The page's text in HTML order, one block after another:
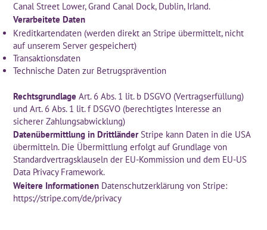
Canal Street Lower, Grand Canal Dock, Dublin, Irland.
Verarbeitete Daten
Kreditkartendaten (werden direkt an Stripe übermittelt, nicht
auf unserem Server gespeichert)
Transaktionsdaten
Technische Daten zur Betrugsprävention
RechtsgrundlageArt. 6 Abs. 1 lit. b DSGVO (Vertragserfüllung)
und Art. 6 Abs. 1 lit. f DSGVO (berechtigtes Interesse an
sicherer Zahlungsabwicklung)
Datenübermittlung in DrittländerStripe kann Daten in die USA
übermitteln. Die Übermittlung erfolgt auf Grundlage von
Standardvertragsklauseln der EU-Kommission und dem EU-US
Data Privacy Framework.
Weitere Informationen Datenschutzerklärung von Stripe:
https://stripe.com/de/privacy